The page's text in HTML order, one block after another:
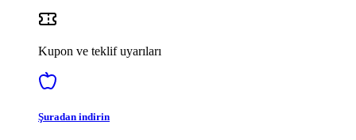
Kupon ve teklif uyarıları
Şuradan indirin